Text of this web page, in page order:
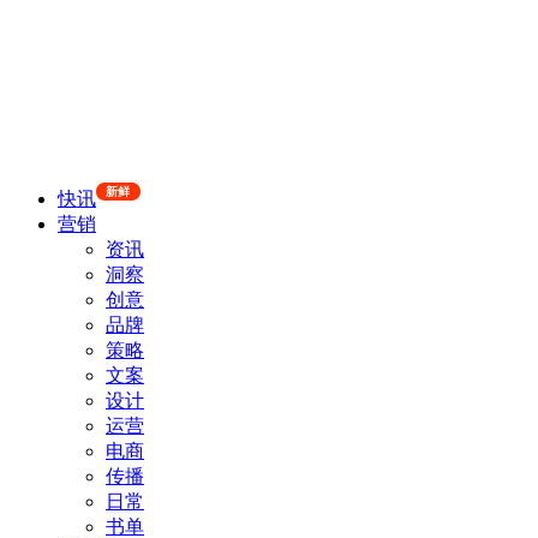
快讯 新鲜
营销
资讯
洞察
创意
品牌
策略
文案
设计
运营
电商
传播
日常
书单